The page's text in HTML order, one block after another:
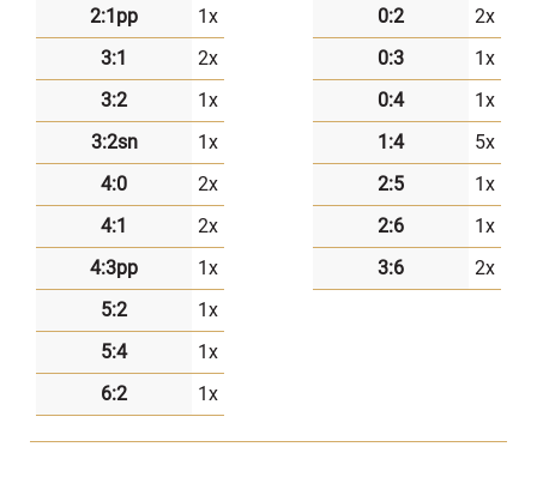
2:1pp
1x
3:1
2x
3:2
1x
3:2sn
1x
4:0
2x
4:1
2x
4:3pp
1x
5:2
1x
5:4
1x
6:2
1x
0:2
2x
0:3
1x
0:4
1x
1:4
5x
2:5
1x
2:6
1x
3:6
2x